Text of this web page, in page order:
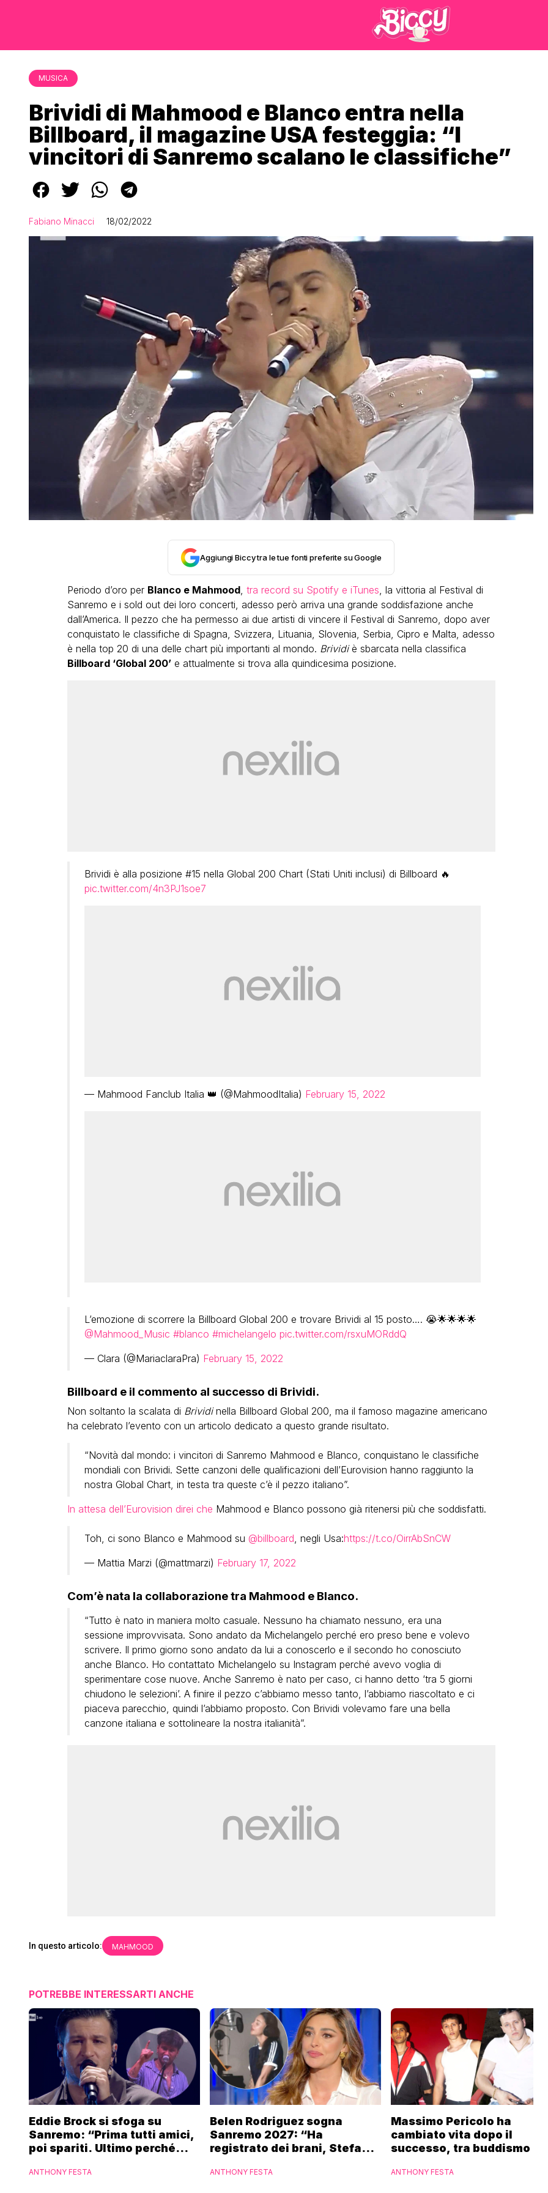
MUSICA
Brividi di Mahmood e Blanco entra nella
Billboard, il magazine USA festeggia: “I
vincitori di Sanremo scalano le classifiche”
Fabiano Minacci 18/02/2022
Aggiungi Biccy tra le tue fonti preferite su Google
Periodo d’oro per Blanco e Mahmood, tra record su Spotify e iTunes, la vittoria al Festival di
Sanremo e i sold out dei loro concerti, adesso però arriva una grande soddisfazione anche
dall’America. Il pezzo che ha permesso ai due artisti di vincere il Festival di Sanremo, dopo aver
conquistato le classifiche di Spagna, Svizzera, Lituania, Slovenia, Serbia, Cipro e Malta, adesso
è nella top 20 di una delle chart più importanti al mondo. Brividiè sbarcata nella classifica
Billboard ‘Global 200’e attualmente si trova alla quindicesima posizione.
Brividi è alla posizione #15 nella Global 200 Chart (Stati Uniti inclusi) di Billboard 🔥
pic.twitter.com/4n3PJ1soe7
— Mahmood Fanclub Italia 👑 (@MahmoodItalia) February 15, 2022
L’emozione di scorrere la Billboard Global 200 e trovare Brividi al 15 posto…. 😭🌟🌟🌟🌟
@Mahmood_Music #blanco #michelangelo pic.twitter.com/rsxuMORddQ
— Clara (@MariaclaraPra) February 15, 2022
Billboard e il commento al successo di Brividi.
Non soltanto la scalata di Brividinella Billboard Global 200, ma il famoso magazine americano
ha celebrato l’evento con un articolo dedicato a questo grande risultato.
“Novità dal mondo: i vincitori di Sanremo Mahmood e Blanco, conquistano le classifiche
mondiali con Brividi. Sette canzoni delle qualificazioni dell’Eurovision hanno raggiunto la
nostra Global Chart, in testa tra queste c’è il pezzo italiano”.
In attesa dell’Eurovision direi che Mahmood e Blanco possono già ritenersi più che soddisfatti.
Toh, ci sono Blanco e Mahmood su @billboard, negli Usa:https://t.co/OirrAbSnCW
— Mattia Marzi (@mattmarzi) February 17, 2022
Com’è nata la collaborazione tra Mahmood e Blanco.
“Tutto è nato in maniera molto casuale. Nessuno ha chiamato nessuno, era una
sessione improvvisata. Sono andato da Michelangelo perché ero preso bene e volevo
scrivere. Il primo giorno sono andato da lui a conoscerlo e il secondo ho conosciuto
anche Blanco. Ho contattato Michelangelo su Instagram perché avevo voglia di
sperimentare cose nuove. Anche Sanremo è nato per caso, ci hanno detto ‘tra 5 giorni
chiudono le selezioni’. A finire il pezzo c’abbiamo messo tanto, l’abbiamo riascoltato e ci
piaceva parecchio, quindi l’abbiamo proposto. Con Brividi volevamo fare una bella
canzone italiana e sottolineare la nostra italianità”.
In questo articolo: MAHMOOD
POTREBBE INTERESSARTI ANCHE
Eddie Brock si sfoga su
Sanremo: “Prima tutti amici,
poi spariti. Ultimo perché
marchette”
ANTHONY FESTA
Belen Rodriguez sogna
Sanremo 2027: “Ha
registrato dei brani, Stefano
ANTHONY FESTA
Massimo Pericolo ha
cambiato vita dopo il
successo, tra buddismo e
la felicità”
ANTHONY FESTA
LGBT